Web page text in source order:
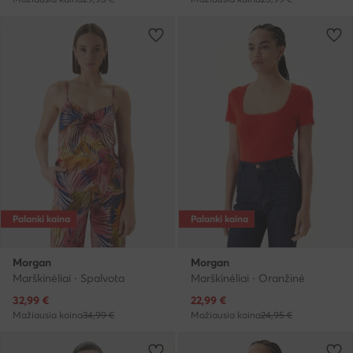
Palanki kaina
Morgan
Marškinėliai · Spalvota
Dabartinė kaina
32,99 €
Mažiausia kaina34,99 €
Palanki kaina
Morgan
Marškinėliai · Oranžinė
Dabartinė kaina
22,99 €
Mažiausia kaina24,95 €